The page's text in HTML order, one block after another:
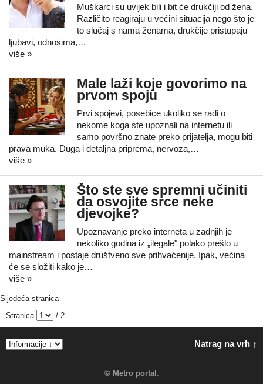
Muškarci su uvijek bili i bit će drukčiji od žena.
Različito reagiraju u većini situacija nego što je
to slučaj s nama ženama, drukčije pristupaju
ljubavi, odnosima,…
više »
Male laži koje govorimo na
prvom spoju
Prvi spojevi, posebice ukoliko se radi o
nekome koga ste upoznali na internetu ili
samo površno znate preko prijatelja, mogu biti
prava muka. Duga i detaljna priprema, nervoza,…
više »
Što ste sve spremni učiniti
da osvojite srce neke
djevojke?
Upoznavanje preko interneta u zadnjih je
nekoliko godina iz „ilegale" polako prešlo u
mainstream i postaje društveno sve prihvaćenije. Ipak, većina
će se složiti kako je…
više »
Sljedeća stranica
Stranica
/ 2
Natrag na vrh ↑
© Metro portal .